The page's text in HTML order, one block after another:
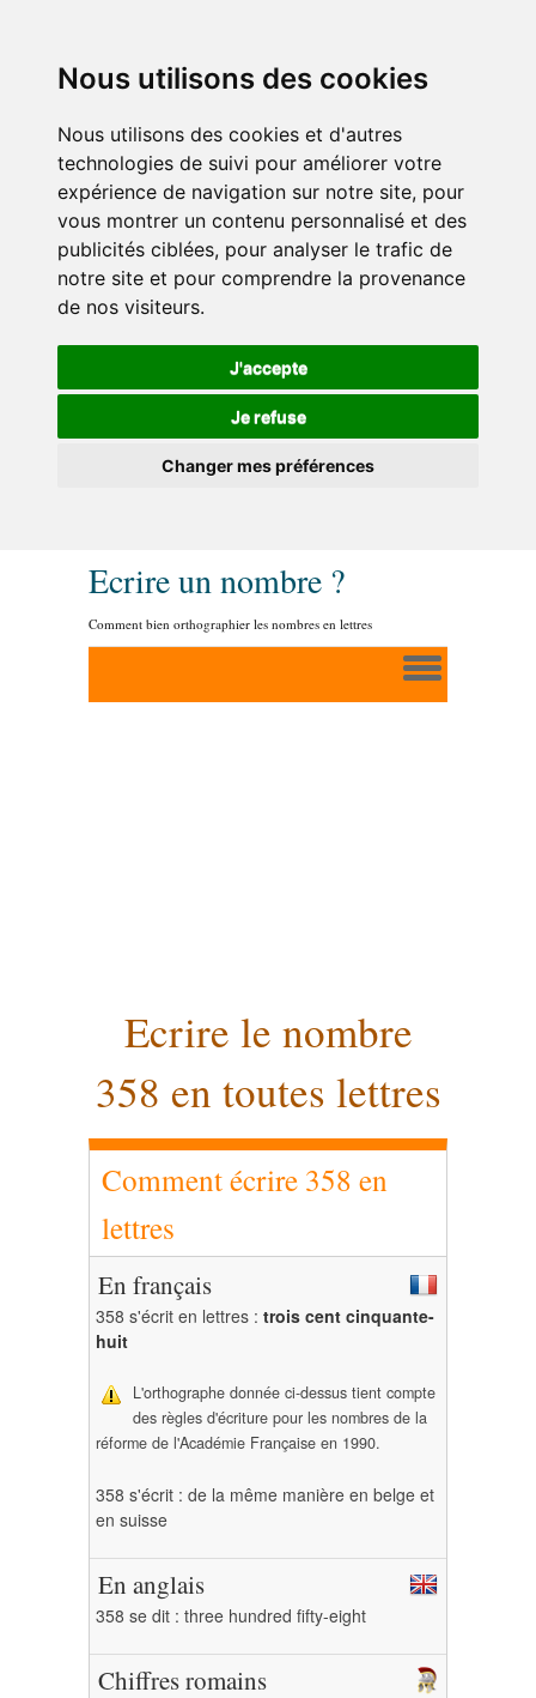
Nous utilisons des cookies
Nous utilisons des cookies et d'autres
technologies de suivi pour améliorer votre
expérience de navigation sur notre site, pour
vous montrer un contenu personnalisé et des
publicités ciblées, pour analyser le trafic de
notre site et pour comprendre la provenance
de nos visiteurs.
J'accepte
Je refuse
Changer mes préférences
Ecrire un nombre ?
Comment bien orthographier les nombres en lettres
Ecrire le nombre
358 en toutes lettres
Comment écrire 358 en
lettres
En français
358 s'écrit en lettres : trois cent cinquante-
huit
L'orthographe donnée ci-dessus tient compte
des règles d'écriture pour les nombres de la
réforme de l'Académie Française en 1990.
358 s'écrit : de la même manière en belge et
en suisse
En anglais
358 se dit : three hundred fifty-eight
Chiffres romains